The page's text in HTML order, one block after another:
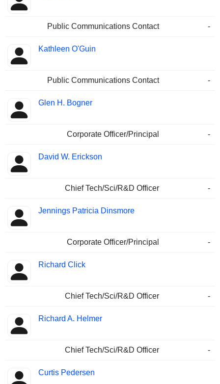
Public Communications Contact -
Kathleen O'Guin
Public Communications Contact -
Glen H. Bogner
Corporate Officer/Principal -
David W. Erickson
Chief Tech/Sci/R&D Officer -
Jennings Patricia Dinsmore
Corporate Officer/Principal -
Richard Click
Chief Tech/Sci/R&D Officer -
Richard A. Helmer
Chief Tech/Sci/R&D Officer -
Curtis Pedersen